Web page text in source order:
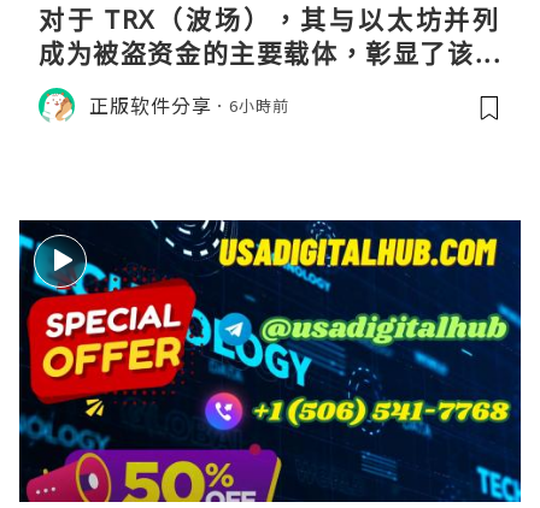
对于 TRX（波场），其与以太坊并列
成为被盗资金的主要载体，彰显了该网
络在加密金融领域的巨大流动性与渗透
率。黑客选择在波场上进行大规模操
正版软件分享 6小時前